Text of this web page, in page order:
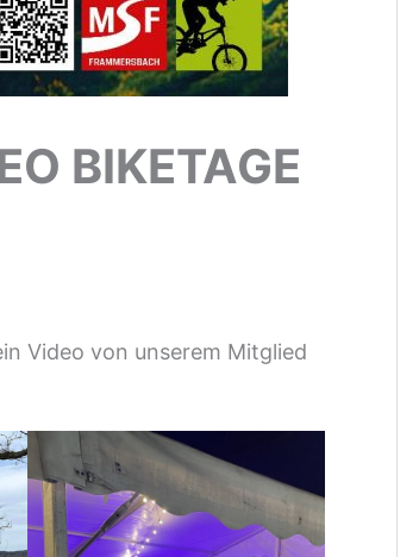
BIKETAGE
Video von unserem Mitglied